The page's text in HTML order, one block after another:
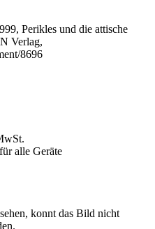
Perikles und die attische
Verlag,
8696
alle Geräte